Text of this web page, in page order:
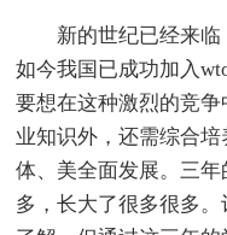
新的世纪已经来临
如今我国已成功加入
要想在这种激烈的竞
业知识外，还需综合培
体、美全面发展。三
多，长大了很多很多